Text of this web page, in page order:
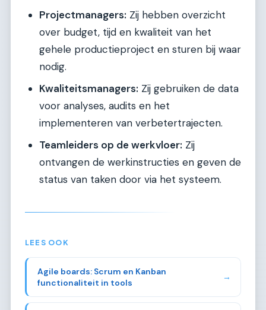
Projectmanagers: Zij hebben overzicht
over budget, tijd en kwaliteit van het
gehele productieproject en sturen bij waar
nodig.
Kwaliteitsmanagers: Zij gebruiken de data
voor analyses, audits en het
implementeren van verbetertrajecten.
Teamleiders op de werkvloer: Zij
ontvangen de werkinstructies en geven de
status van taken door via het systeem.
LEES OOK
Agile boards: Scrum en Kanban
functionaliteit in tools
→